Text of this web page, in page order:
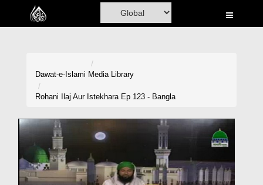
Home
Volunteer Portal
Rohani Ilaj
Dawat-e-Islami Media Library
Rohani Ilaj Aur Istekhara Ep 123 - Bangla